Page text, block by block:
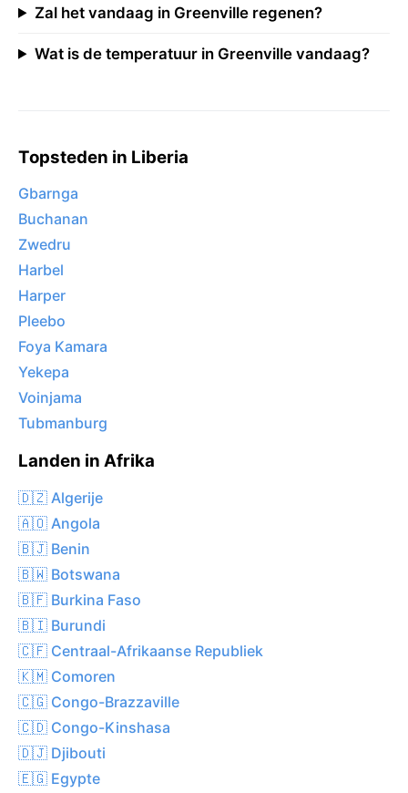
Zal het vandaag in Greenville regenen?
Wat is de temperatuur in Greenville vandaag?
Topsteden in Liberia
Gbarnga
Buchanan
Zwedru
Harbel
Harper
Pleebo
Foya Kamara
Yekepa
Voinjama
Tubmanburg
Landen in Afrika
🇩🇿 Algerije
🇦🇴 Angola
🇧🇯 Benin
🇧🇼 Botswana
🇧🇫 Burkina Faso
🇧🇮 Burundi
🇨🇫 Centraal-Afrikaanse Republiek
🇰🇲 Comoren
🇨🇬 Congo-Brazzaville
🇨🇩 Congo-Kinshasa
🇩🇯 Djibouti
🇪🇬 Egypte